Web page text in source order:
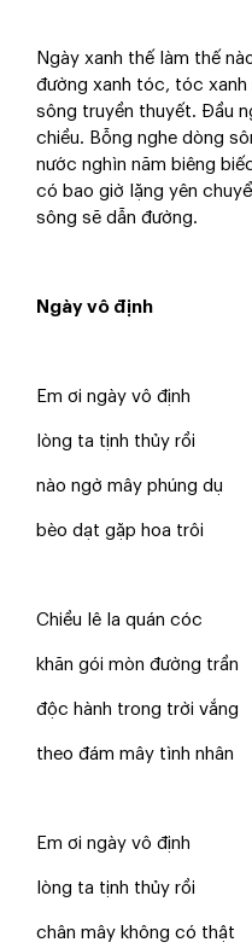
Ngày xanh thế làm thế
đường xanh tóc, tóc xanh
sông truyền thuyết. Đầu
chiều. Bỗng nghe dòng
nước nghìn năm biêng
có bao giờ lặng yên
sông sẽ dẫn đường.
Ngày vô định
Em ơi ngày vô định
lòng ta tịnh thủy rồi
nào ngờ mây phúng dụ
bèo dạt gặp hoa trôi
Chiều lê la quán cóc
khăn gói mòn đường trần
độc hành trong trời vắng
theo đám mây tình nhân
Em ơi ngày vô định
lòng ta tịnh thủy rồi
chân mây không có thật